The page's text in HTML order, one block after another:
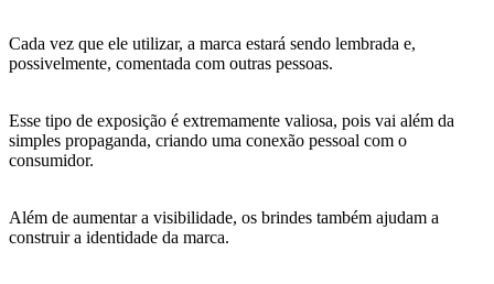
Cada vez que ele utilizar, a marca estará sendo lembrada e,
possivelmente, comentada com outras pessoas.
Esse tipo de exposição é extremamente valiosa, pois vai além da
simples propaganda, criando uma conexão pessoal com o
consumidor.
Além de aumentar a visibilidade, os brindes também ajudam a
construir a identidade da marca.